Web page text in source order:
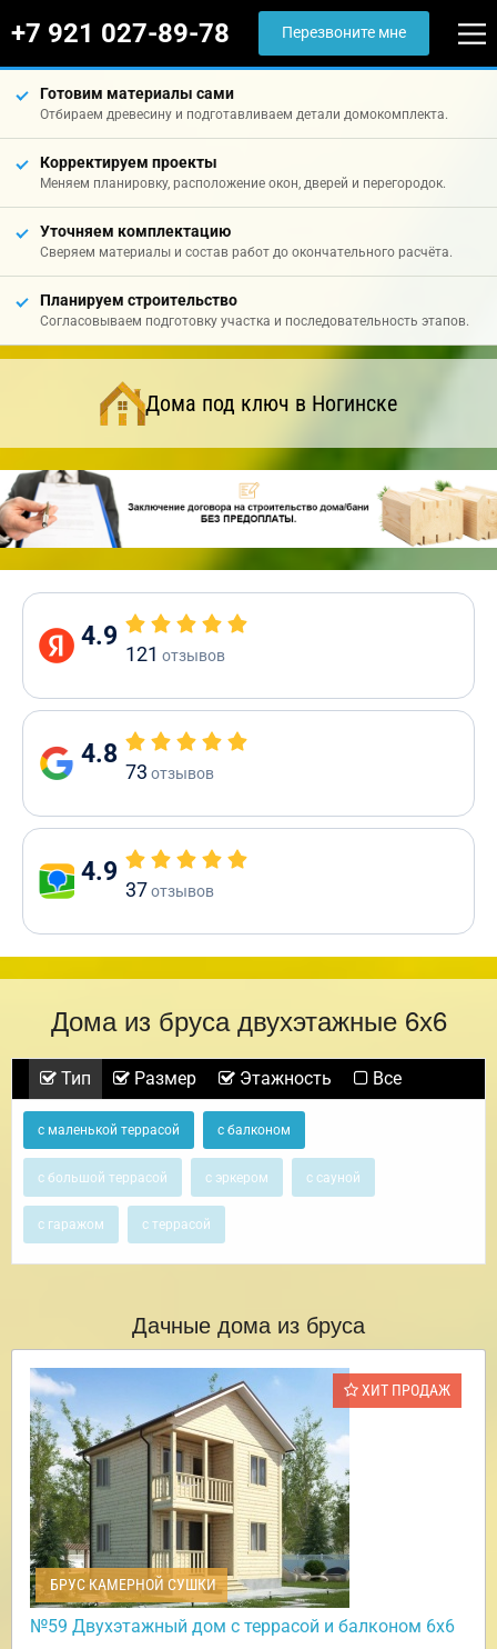
+7 921 027-89-78 Перезвоните мне
Готовим материалы сами
Отбираем древесину и подготавливаем детали домокомплекта.
Корректируем проекты
Меняем планировку, расположение окон, дверей и перегородок.
Уточняем комплектацию
Сверяем материалы и состав работ до окончательного расчёта.
Планируем строительство
Согласовываем подготовку участка и последовательность этапов.
Дома под ключ в Ногинске
4.9
121 отзывов
4.8
73 отзывов
4.9
37отзывов
Дома из бруса двухэтажные 6х6
Тип Размер Этажность Все
с маленькой террасой с балконом
с большой террасой с эркером с сауной
с гаражом с террасой
Дачные дома из бруса
ХИТ ПРОДАЖ
БРУС КАМЕРНОЙ СУШКИ
№59 Двухэтажный дом с террасой и балконом 6х6